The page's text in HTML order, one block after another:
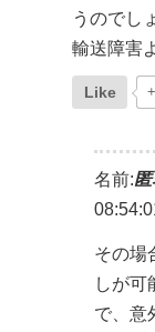
うのでし
輸送障害
Like
名前:
その場
しが可
で、意